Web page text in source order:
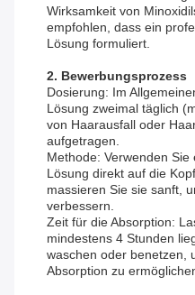
Wirksamkeit von
empfohlen, dass ein
Lösung formuliert.
2. Bewerbungsprozess
Dosierung: Im
Lösung zweimal täglich
von Haarausfall oder
aufgetragen.
Methode: Verwenden
Lösung direkt auf die
massieren Sie sie sanft,
verbessern.
Zeit für die Absorption:
mindestens 4 Stunden
waschen oder benetzen,
Absorption zu